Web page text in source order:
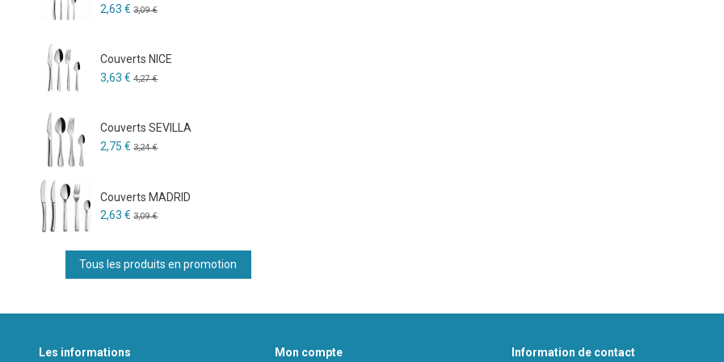
2,63 € 3,09 €
Couverts NICE
3,63 € 4,27 €
Couverts SEVILLA
2,75 € 3,24 €
Couverts MADRID
2,63 € 3,09 €
Tous les produits en promotion
Les informations Mon compte Information de contact